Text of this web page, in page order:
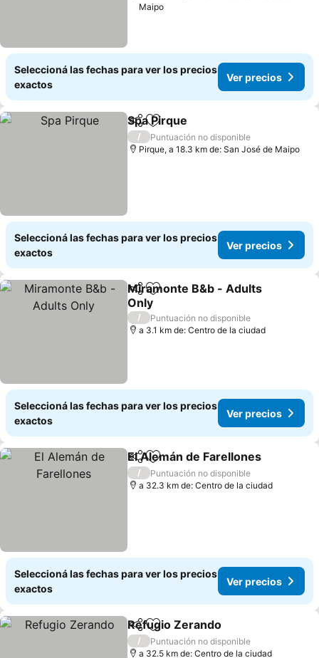
Maipo
Seleccioná las fechas para ver los precios
exactos
Ver precios
CompartirAñadir a favoritos
Spa Pirque
/
Puntuación no disponible
Pirque, a 18.3 km de: San José de Maipo
Seleccioná las fechas para ver los precios
exactos
Ver precios
CompartirAñadir a favoritos
Miramonte B&b - Adults
Only
/
Puntuación no disponible
a 3.1 km de: Centro de la ciudad
Seleccioná las fechas para ver los precios
exactos
Ver precios
CompartirAñadir a favoritos
El Alemán de Farellones
/
Puntuación no disponible
a 32.3 km de: Centro de la ciudad
Seleccioná las fechas para ver los precios
exactos
Ver precios
CompartirAñadir a favoritos
Refugio Zerando
/
Puntuación no disponible
a 32.5 km de: Centro de la ciudad